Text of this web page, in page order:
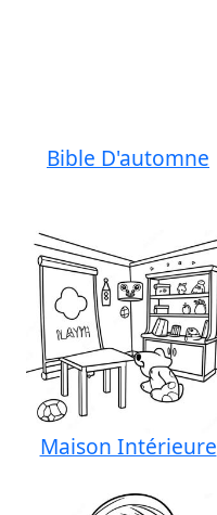
Bible D'automne
Maison Intérieure